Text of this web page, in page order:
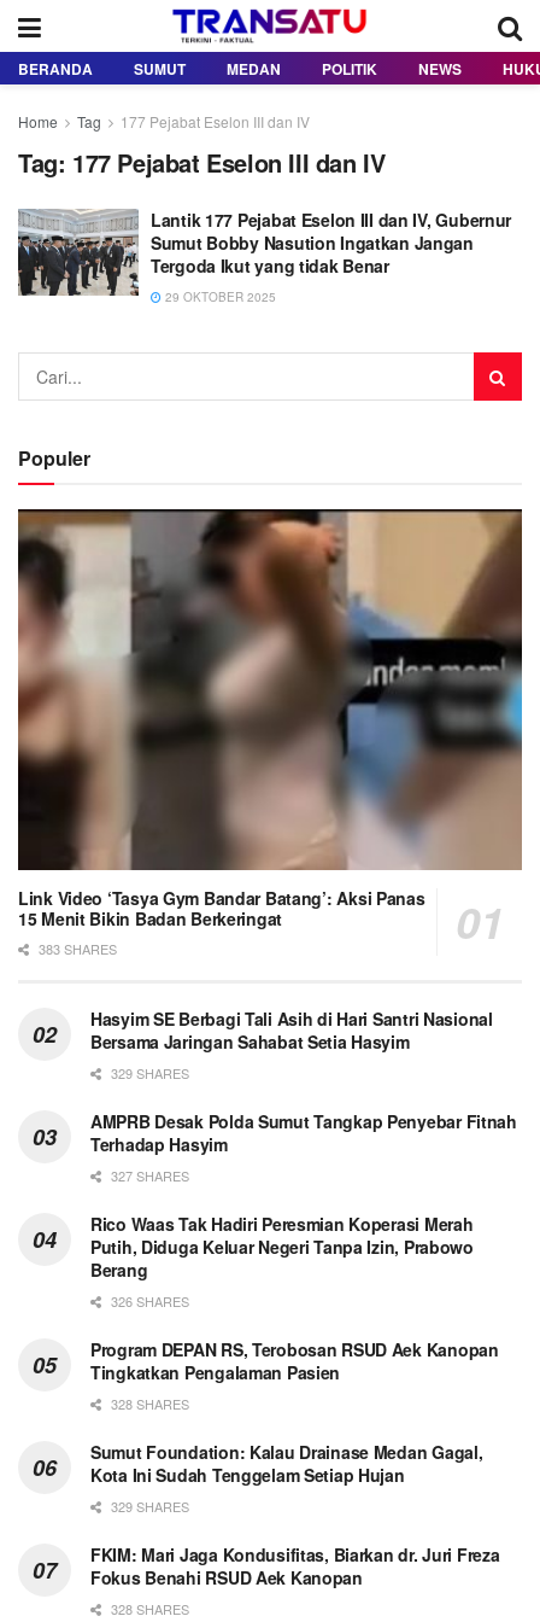
BERANDA SUMUT MEDAN POLITIK NEWS
Home Tag 177 Pejabat Eselon III dan IV
Tag: 177 Pejabat Eselon III dan IV
Lantik 177 Pejabat Eselon III dan IV, Gubernur
Sumut Bobby Nasution Ingatkan Jangan
Tergoda Ikut yang tidak Benar
29 OKTOBER 2025
Populer
Link Video ‘Tasya Gym Bandar Batang’: Aksi Panas
15 Menit Bikin Badan Berkeringat
383 SHARES
Hasyim SE Berbagi Tali Asih di Hari Santri Nasional
Bersama Jaringan Sahabat Setia Hasyim
329 SHARES
AMPRB Desak Polda Sumut Tangkap Penyebar Fitnah
Terhadap Hasyim
327 SHARES
Rico Waas Tak Hadiri Peresmian Koperasi Merah
Putih, Diduga Keluar Negeri Tanpa Izin, Prabowo
Berang
326 SHARES
Program DEPAN RS, Terobosan RSUD Aek Kanopan
Tingkatkan Pengalaman Pasien
328 SHARES
Sumut Foundation: Kalau Drainase Medan Gagal,
Kota Ini Sudah Tenggelam Setiap Hujan
329 SHARES
FKIM: Mari Jaga Kondusifitas, Biarkan dr. Juri Freza
Fokus Benahi RSUD Aek Kanopan
328 SHARES